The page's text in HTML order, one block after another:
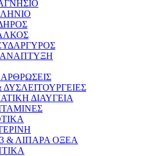
ΔΙΑΥΓΕΙΑ
& ΛΙΠΑΡΑ ΟΞΕΑ